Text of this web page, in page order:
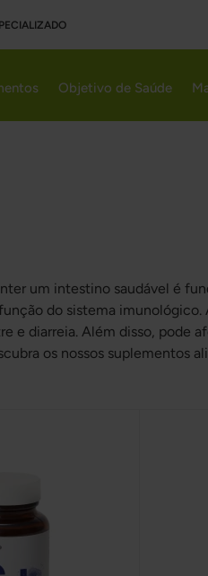
Objetivo de Saúde
um intestino saudável é
do sistema
e diarreia. Além disso, pode
os nossos suplementos